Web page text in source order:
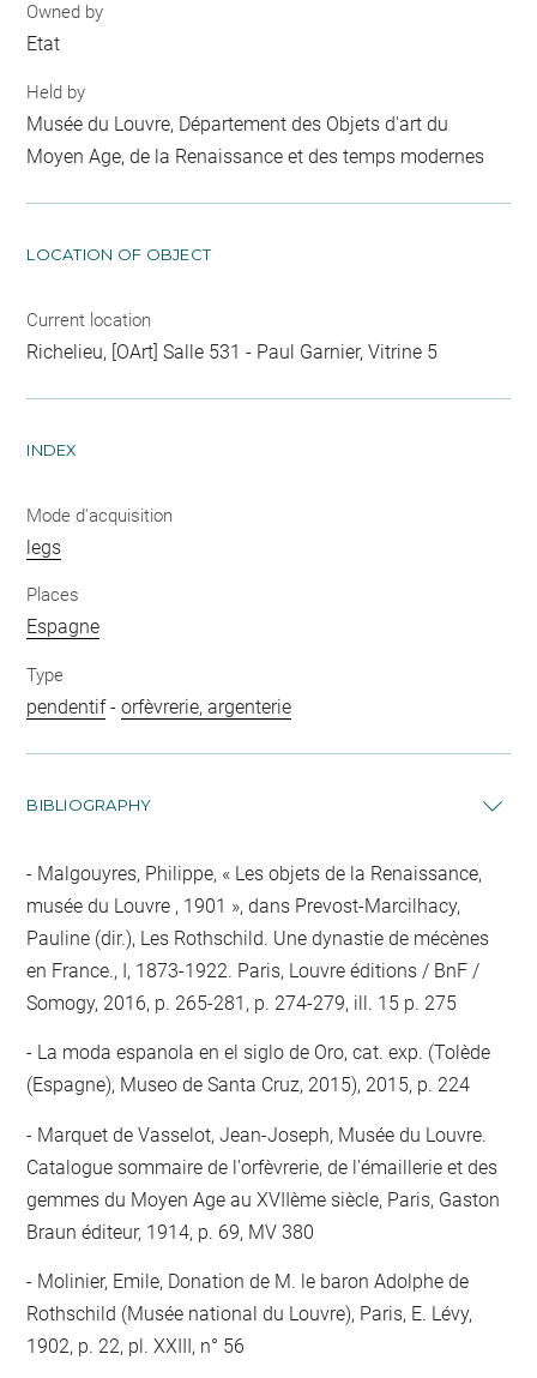
Owned by
Etat
Held by
Musée du Louvre, Département des Objets d'art du
Moyen Age, de la Renaissance et des temps modernes
LOCATION OF OBJECT
Current location
Richelieu, [OArt] Salle 531 - Paul Garnier, Vitrine 5
INDEX
Mode d'acquisition
legs
Places
Espagne
Type
pendentif-orfèvrerie, argenterie
BIBLIOGRAPHY
Malgouyres, Philippe, « Les objets de la Renaissance,
musée du Louvre , 1901 », dans Prevost-Marcilhacy,
Pauline (dir.), Les Rothschild. Une dynastie de mécènes
en France., I, 1873-1922. Paris, Louvre éditions / BnF /
Somogy, 2016, p. 265-281, p. 274-279, ill. 15 p. 275
La moda espanola en el siglo de Oro, cat. exp. (Tolède
(Espagne), Museo de Santa Cruz, 2015), 2015, p. 224
Marquet de Vasselot, Jean-Joseph, Musée du Louvre.
Catalogue sommaire de l'orfèvrerie, de l'émaillerie et des
gemmes du Moyen Age au XVIIème siècle, Paris, Gaston
Braun éditeur, 1914, p. 69, MV 380
Molinier, Emile, Donation de M. le baron Adolphe de
Rothschild (Musée national du Louvre), Paris, E. Lévy,
1902, p. 22, pl. XXIII, n° 56